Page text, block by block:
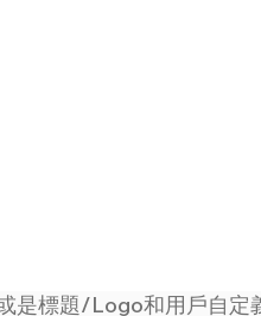
是標題/Logo和用戶自定